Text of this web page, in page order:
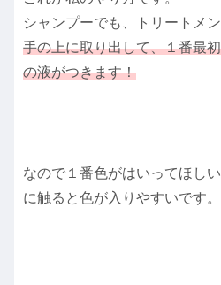
シャンプーでも、トリートメ
手の上に取り出して、１番最
の液がつきます！
なので１番色がはいってほし
に触ると色が入りやすいです。